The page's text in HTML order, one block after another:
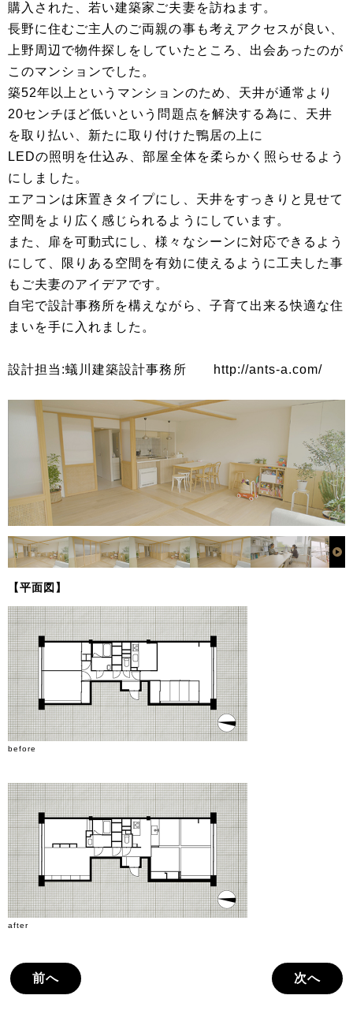
購入された、若い建築家ご夫妻を訪ねます。
長野に住むご主人のご両親の事も考えアクセスが良い、
上野周辺で物件探しをしていたところ、出会あったのが
このマンションでした。
築52年以上というマンションのため、天井が通常より
20センチほど低いという問題点を解決する為に、天井
を取り払い、新たに取り付けた鴨居の上に
LEDの照明を仕込み、部屋全体を柔らかく照らせるよう
にしました。
エアコンは床置きタイプにし、天井をすっきりと見せて
空間をより広く感じられるようにしています。
また、扉を可動式にし、様々なシーンに対応できるよう
にして、限りある空間を有効に使えるように工夫した事
もご夫妻のアイデアです。
自宅で設計事務所を構えながら、子育て出来る快適な住
まいを手に入れました。
設計担当:蟻川建築設計事務所 http://ants-a.com/
【平面図】
before
after
前へ 次へ